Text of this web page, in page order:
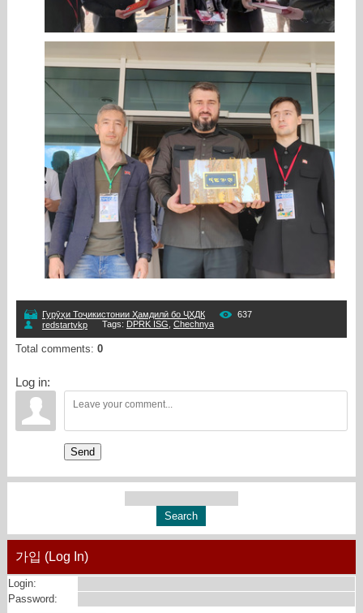
Гурӯҳи Тоҷикистонии Ҳамдилӣ бо ҶХДК
637
redstartvkp
Tags: DPRK ISG Chechnya
Total comments: 0
Log in:
Send
가입 (Log In)
Login:
Password: